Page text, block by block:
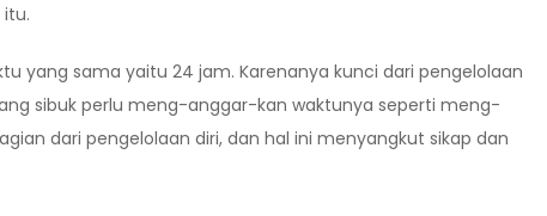
yang sama yaitu 24 jam. Karenanya kunci dari pengelolaan
sibuk perlu meng-anggar-kan waktunya seperti meng-
dari pengelolaan diri, dan hal ini menyangkut sikap dan